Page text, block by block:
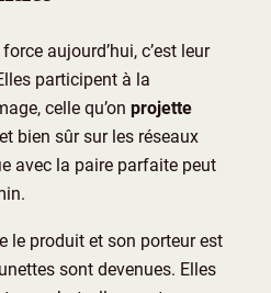
aujourd’hui, c’est leur
participent à la
celle qu’on projette
bien sûr sur les réseaux
avec la paire parfaite peut
le produit et son porteur est
sont devenues. Elles